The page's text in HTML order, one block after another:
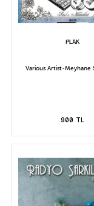
Various Artist-Meyhane
900 TL